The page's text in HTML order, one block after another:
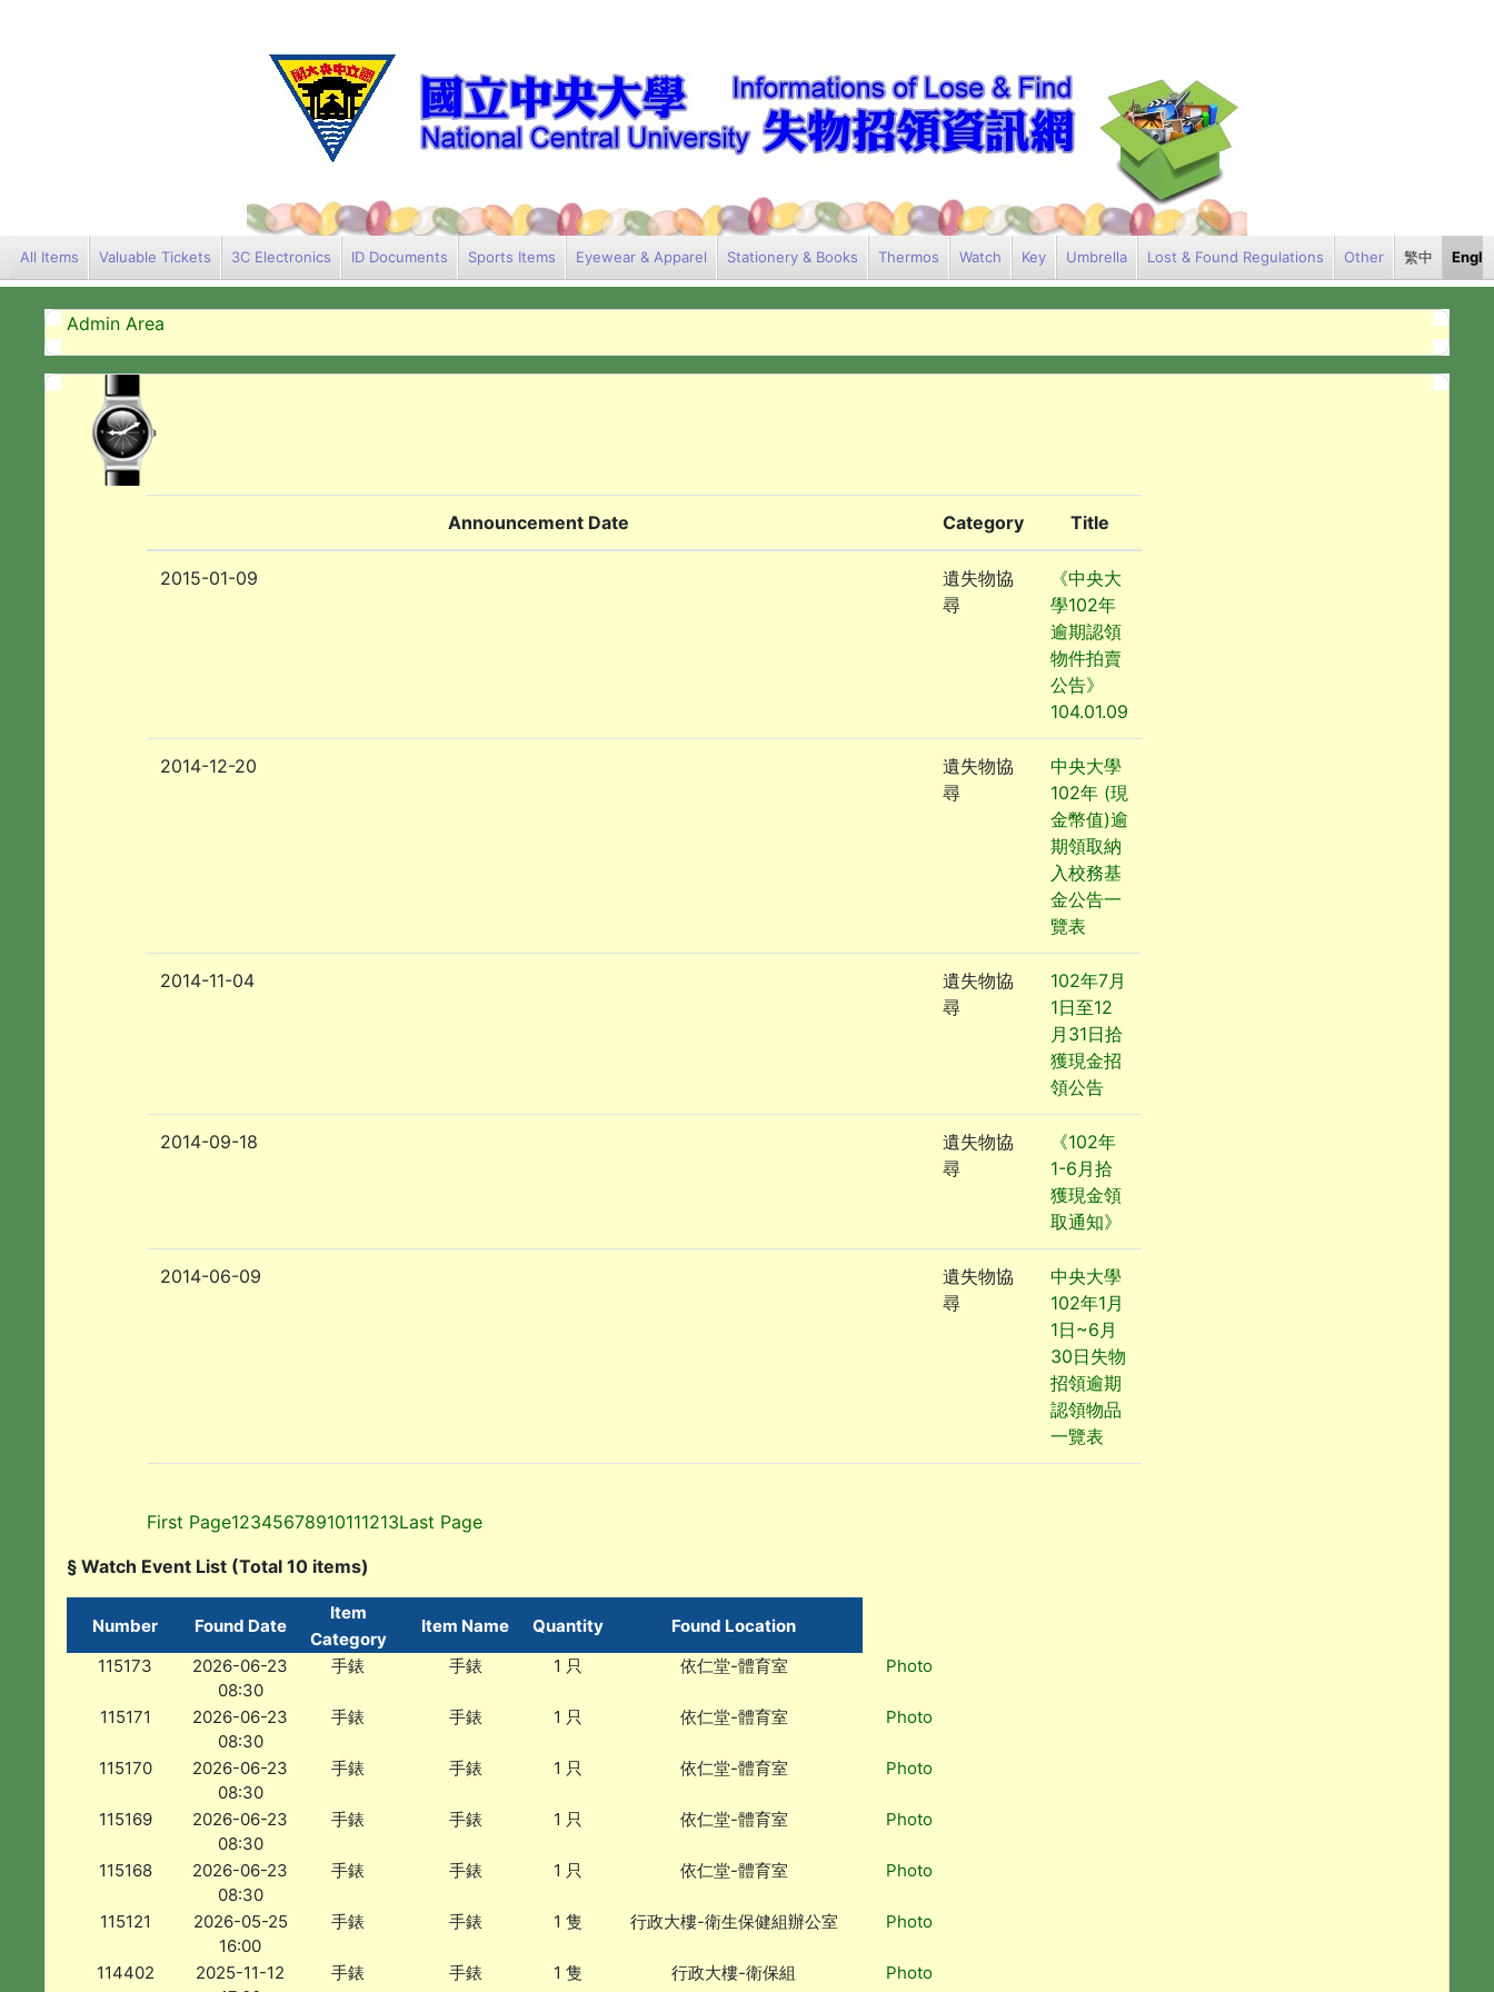
All Items Valuable Tickets 3C Electronics ID Documents Sports Items Eyewear & Apparel Stationery & Books Thermos Watch Key Umbrella Lost & Found Regulations Other 繁中
Admin Area
Announcement Date Category Title
2015-01-09
遺失物協
尋
《中央大
學102年
逾期認領
物件拍賣
公告》
104.01.09
2014-12-20
遺失物協
尋
中央大學
102年 (現
金幣值)逾
期領取納
入校務基
金公告一
覽表
2014-11-04
遺失物協
尋
102年7月
1日至12
月31日拾
獲現金招
領公告
2014-09-18
遺失物協
尋
《102年
1-6月拾
獲現金領
取通知》
2014-06-09
遺失物協
尋
中央大學
102年1月
1日~6月
30日失物
招領逾期
認領物品
一覽表
First Page12345678910111213Last Page
§ Watch Event List (Total 10 items)
Number Found Date
Item
Category
Item Name Quantity
Found Location
115173
2026-06-23
08:30
手錶 手錶 1 只 依仁堂-體育室 Photo
115171
2026-06-23
08:30
手錶 手錶 1 只 依仁堂-體育室 Photo
115170
2026-06-23
08:30
手錶 手錶 1 只 依仁堂-體育室 Photo
115169
2026-06-23
08:30
手錶 手錶 1 只 依仁堂-體育室 Photo
115168
2026-06-23
08:30
手錶 手錶 1 只 依仁堂-體育室 Photo
115121
2026-05-25
16:00
手錶 手錶 1 隻 行政大樓-衛生保健組辦公室 Photo
114402
2025-11-12
手錶 手錶 1 隻 行政大樓-衛保組 Photo